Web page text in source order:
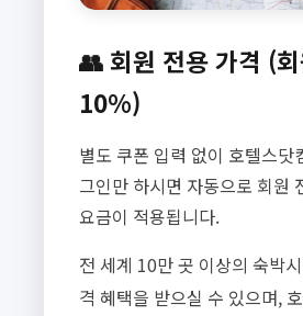
👥 회원 전용 가격 (
10%)
별도 쿠폰 입력 없이 호텔스닷
그인만 하시면 자동으로 회원
요금이 적용됩니다.
전 세계 10만 곳 이상의 숙박
격 혜택을 받으실 수 있으며,